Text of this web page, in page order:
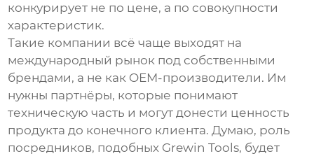
конкурирует не по цене, а по совокупности
характеристик.
Такие компании всё чаще выходят на
международный рынок под собственными
брендами, а не как OEM-производители. Им
нужны партнёры, которые понимают
техническую часть и могут донести ценность
продукта до конечного клиента. Думаю, роль
посредников, подобных Grewin Tools, будет